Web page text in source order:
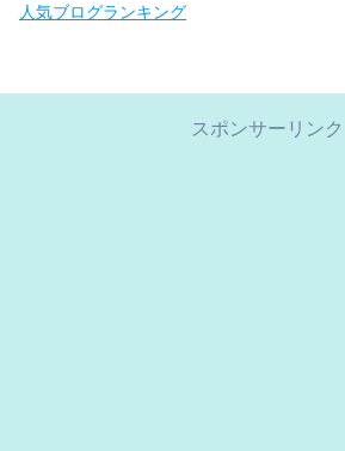
人気ブログランキング
スポンサーリンク